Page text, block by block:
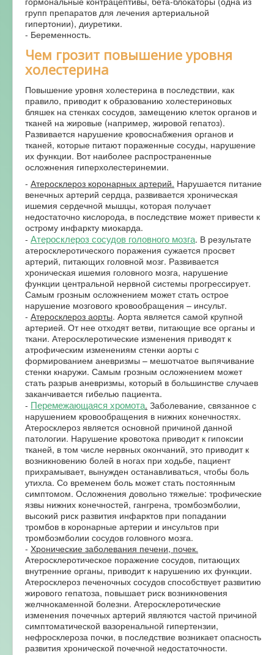
групп препаратов для лечения артериальной
гипертонии), диуретики.
- Беременность.
Чем грозит повышение уровня
холестерина
Повышение уровня холестерина в последствии, как
правило, приводит к образованию холестериновых
бляшек на стенках сосудов, замещению клеток органов и
тканей на жировые (например, жировой гепатоз).
Развивается нарушение кровоснабжения органов и
тканей, которые питают пораженные сосуды, нарушение
их функции. Вот наиболее распространенные
осложнения гиперхолестеринемии.
- Атеросклероз коронарных артерий. Нарушается питание
венечных артерий сердца, развивается хроническая
ишемия сердечной мышцы, которая получает
недостаточно кислорода, в последствие может привести к
острому инфаркту миокарда.
- Атеросклероз сосудов головного мозга. В результате
атеросклеротического поражения сужается просвет
артерий, питающих головной мозг. Развивается
хроническая ишемия головного мозга, нарушение
функции центральной нервной системы прогрессирует.
Самым грозным осложнением может стать острое
нарушение мозгового кровообращения – инсульт.
- Атеросклероз аорты. Аорта является самой крупной
артерией. От нее отходят ветви, питающие все органы и
ткани. Атеросклеротические изменения приводят к
атрофическим изменениям стенки аорты с
формированием аневризмы – мешотчатое выпячивание
стенки кнаружи. Самым грозным осложнением может
стать разрыв аневризмы, который в большинстве случаев
заканчивается гибелью пациента.
- Перемежающаяся хромота. Заболевание, связанное с
нарушением кровообращения в нижних конечностях.
Атеросклероз является основной причиной данной
патологии. Нарушение кровотока приводит к гипоксии
тканей, в том числе нервных окончаний, это приводит к
возникновению болей в ногах при ходьбе, пациент
прихрамывает, вынужден останавливаться, чтобы боль
утихла. Со временем боль может стать постоянным
симптомом. Осложнения довольно тяжелые: трофические
язвы нижних конечностей, гангрена, тромбоэмболии,
высокий риск развития инфарктов при попадании
тромбов в коронарные артерии и инсультов при
тромбоэмболии сосудов головного мозга.
- Хронические заболевания печени, почек.
Атеросклеротическое поражение сосудов, питающих
внутренние органы, приводит к нарушению их функции.
Атеросклероз печеночных сосудов способствует развитию
жирового гепатоза, повышает риск возникновения
желчнокаменной болезни. Атеросклеротические
изменения почечных артерий являются частой причиной
симптоматической вазоренальной гипертензии,
нефросклероза почки, в последствие возникает опасность
развития хронической почечной недостаточности.